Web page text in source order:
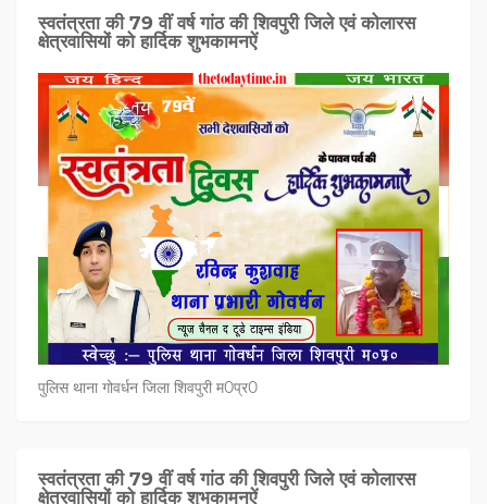
स्वतंत्रता की 79 वीं वर्ष गांठ की शिवपुरी जिले एवं कोलारस
क्षेत्रवासियों को हार्दिक शुभकामनऐं
पुलिस थाना गोवर्धन जिला शिवपुरी म0प्र0
स्वतंत्रता की 79 वीं वर्ष गांठ की शिवपुरी जिले एवं कोलारस
क्षेत्रवासियों को हार्दिक शुभकामनऐं